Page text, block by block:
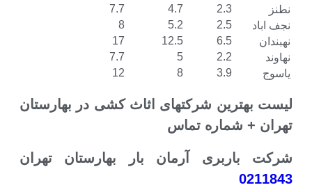
2.3
4.7
7.7
2.5
5.2
8
6.5
12.5
17
2.2
7.7
3.9
12
شرکتهای اثاث کشی در بهارستان
شماره تماس
آرمان بار بهارستان تهران